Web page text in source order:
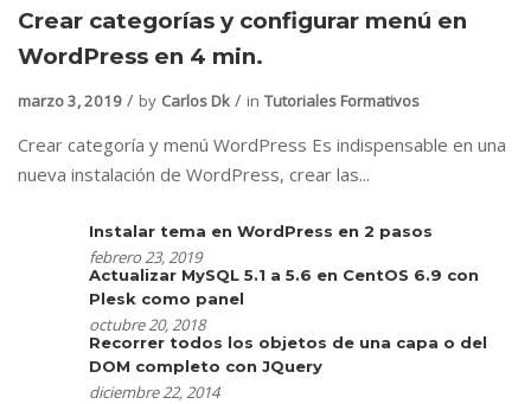
Crear categorías y configurar menú en
WordPress en 4 min.
marzo 3, 2019 by Carlos Dk in Tutoriales Formativos
Crear categoría y menú WordPress Es indispensable en una
nueva instalación de WordPress, crear las...
Instalar tema en WordPress en 2 pasos
febrero 23, 2019
Actualizar MySQL 5.1 a 5.6 en CentOS 6.9 con
Plesk como panel
octubre 20, 2018
Recorrer todos los objetos de una capa o del
DOM completo con JQuery
diciembre 22, 2014